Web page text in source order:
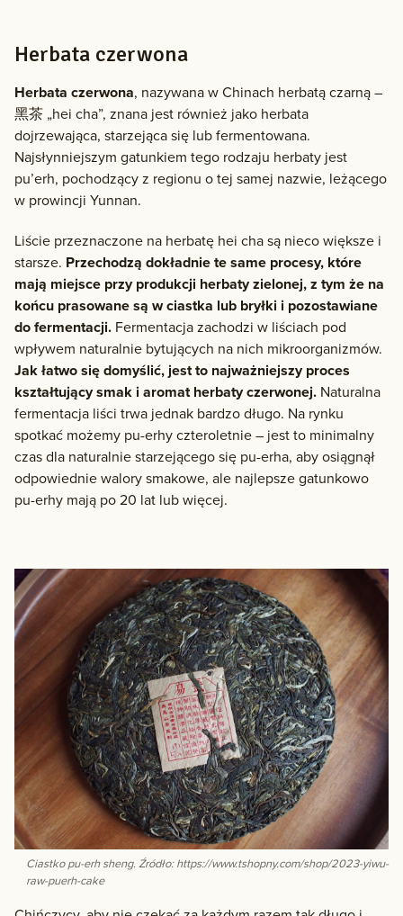
Herbata czerwona
Herbata czerwona, nazywana w Chinach herbatą czarną –
黑茶 „hei cha”, znana jest również jako herbata
dojrzewająca, starzejąca się lub fermentowana.
Najsłynniejszym gatunkiem tego rodzaju herbaty jest
pu’erh, pochodzący z regionu o tej samej nazwie, leżącego
w prowincji Yunnan.
Liście przeznaczone na herbatę hei cha są nieco większe i
starsze. Przechodzą dokładnie te same procesy, które
mają miejsce przy produkcji herbaty zielonej, z tym że na
końcu prasowane są w ciastka lub bryłki i pozostawiane
do fermentacji. Fermentacja zachodzi w liściach pod
wpływem naturalnie bytujących na nich mikroorganizmów.
Jak łatwo się domyślić, jest to najważniejszy proces
kształtujący smak i aromat herbaty czerwonej. Naturalna
fermentacja liści trwa jednak bardzo długo. Na rynku
spotkać możemy pu-erhy czteroletnie – jest to minimalny
czas dla naturalnie starzejącego się pu-erha, aby osiągnął
odpowiednie walory smakowe, ale najlepsze gatunkowo
pu-erhy mają po 20 lat lub więcej.
Ciastko pu-erh sheng. Źródło: https://www.tshopny.com/shop/2023-yiwu-
raw-puerh-cake